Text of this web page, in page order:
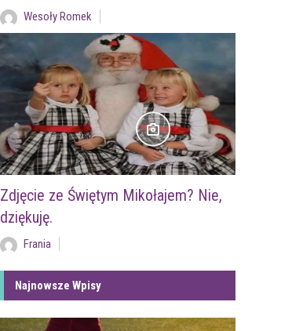
Wesoły Romek
Zdjęcie ze Świętym Mikołajem? Nie,
dziękuję.
Frania
Najnowsze Wpisy